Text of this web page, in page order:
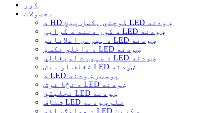
کور
محصولات
د HD کوچني پکسل پیچ LED ښودنه
د کور دننه د کرایې LED ښودنه
د بهرنۍ اعلاناتو LED ښودنه
د داخلي فکسډ LED ښودنه
د سپورت لوبغالي LED ښودنه
شفاف او میش LED ښودنه
د LED پوسټر ښودنه
د نڅا فرش LED ښودنه
تخلیقي LED ښودنه
شفاف LED فلم ښودنه
د هولوګرافي LED سکرین